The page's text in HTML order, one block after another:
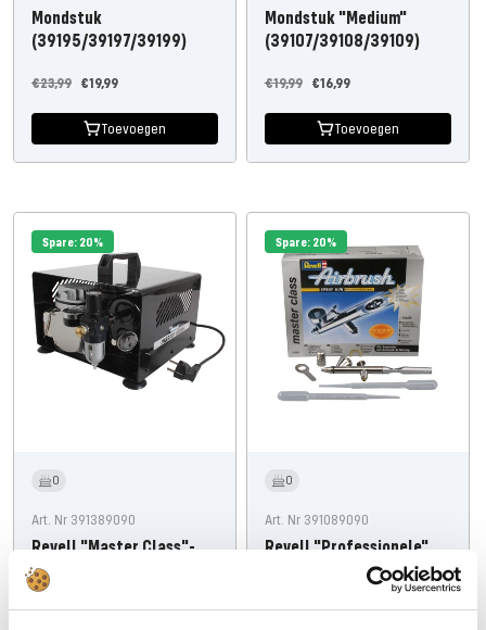
Mondstuk
(39195/39197/39199)
Aanbiedingsprijs
€19,99
Normale
€23,99
Toevoegen
Mondstuk "Medium"
(39107/39108/39109)
Aanbiedingsprijs
€16,99
Normale
€19,99
Toevoegen
Spare: 20%
0
Art. Nr 391389090
Revell "Master Class"-
compressor met
luchttank van 2,5 liter
Aanbiedingsprijs
€328,99
Normale
€410,00
Spare: 20%
0
Art. Nr 391089090
Revell "Professionele"
Masterclass-airbrush
Aanbiedingsprijs
€164,99
Normale
€205,00